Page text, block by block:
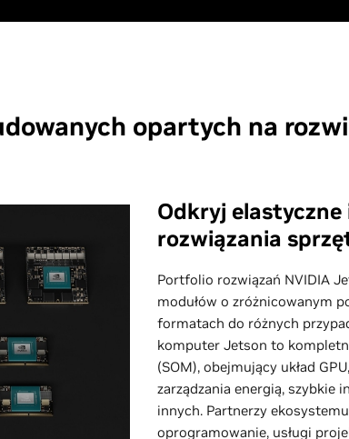
opartych na
Odkryj
rozwiązania
Portfolio rozwiązań NVIDIA
modułów o zróżnicowanym
formatach do różnych
komputer Jetson to
(SOM), obejmujący układ
zarządzania energią, szybkie
innych. Partnerzy
oprogramowanie, usługi